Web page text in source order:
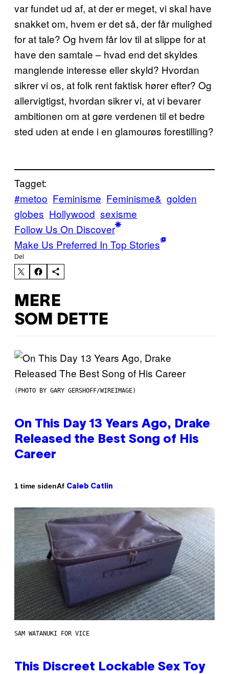
var fundet ud af, at der er meget, vi skal have
snakket om, hvem er det så, der får mulighed
for at tale? Og hvem får lov til at slippe for at
have den samtale – hvad end det skyldes
manglende interesse eller skyld? Hvordan
sikrer vi os, at folk rent faktisk hører efter? Og
allervigtigst, hvordan sikrer vi, at vi bevarer
ambitionen om at gøre verdenen til et bedre
sted uden at ende i en glamourøs forestilling?
Tagget:
#metoo Feminisme Feminisme& golden
globes Hollywood sexisme
Follow Us On Discover
Make Us Preferred In Top Stories
Del
MERE
SOM DETTE
(PHOTO BY GARY GERSHOFF/WIREIMAGE)
On This Day 13 Years Ago, Drake
Released the Best Song of His
Career
1 time sidenAf Caleb Catlin
SAM WATANUKI FOR VICE
This Discreet Lockable Sex Toy